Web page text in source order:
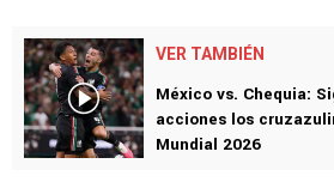
VER TAMBIÉN
México vs. Chequia:
acciones los
Mundial 2026